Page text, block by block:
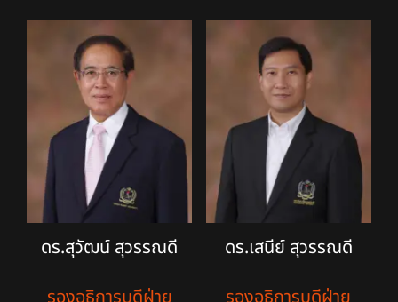
ดร.สุวัฒน์ สุวรรณดี
ดร.เสนีย์ สุวรรณดี